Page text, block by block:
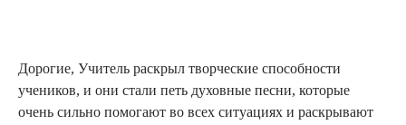
Дорогие, Учитель раскрыл творческие способности
учеников, и они стали петь духовные песни, которые
очень сильно помогают во всех ситуациях и раскрывают